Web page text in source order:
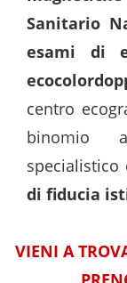
Sanitario
esami di
centro
binomio
specialistico
di fiducia
VIENI A